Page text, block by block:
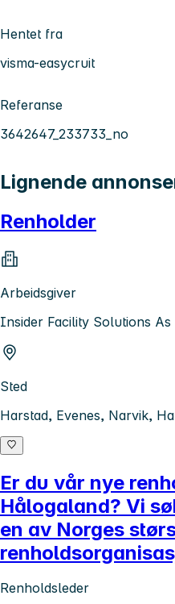
Hentet fra
visma-easycruit
Referanse
3642647_233733_no
Lignende
Renholder
Arbeidsgiver
Insider Facility Solutions As
Sted
Harstad, Evenes, Narvik,
Er du vår nye
Hålogaland? Vi
en av Norges
Renholdsleder